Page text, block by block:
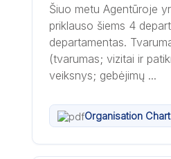
Šiuo metu Agentūroje
priklauso šiems 4
departamentas.
(tvarumas; vizitai ir
veiksnys; gebėjimų ...
Organisation Chart